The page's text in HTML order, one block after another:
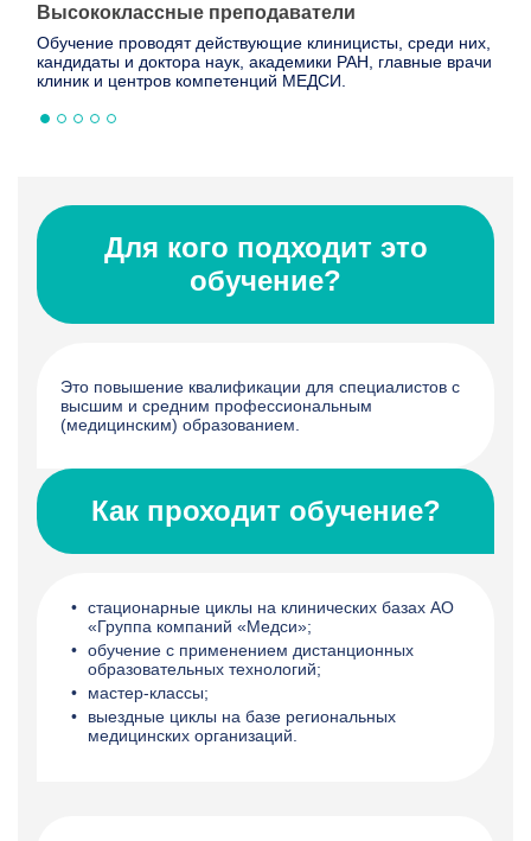
Высококлассные преподаватели
Обучение проводят действующие клиницисты, среди них,
кандидаты и доктора наук, академики РАН, главные врачи
клиник и центров компетенций МЕДСИ.
Для кого подходит это
обучение?
Это повышение квалификации для специалистов с
высшим и средним профессиональным
(медицинским) образованием.
Как проходит обучение?
стационарные циклы на клинических базах АО
«Группа компаний «Медси»;
обучение с применением дистанционных
образовательных технологий;
мастер-классы;
выездные циклы на базе региональных
медицинских организаций.